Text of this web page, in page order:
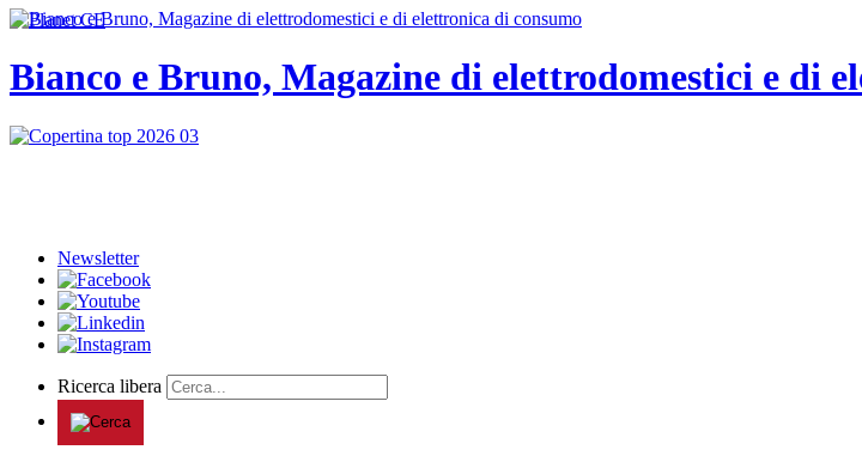
Bianco e Bruno, Magazine di elettrodomestici e di
Newsletter
Ricerca libera